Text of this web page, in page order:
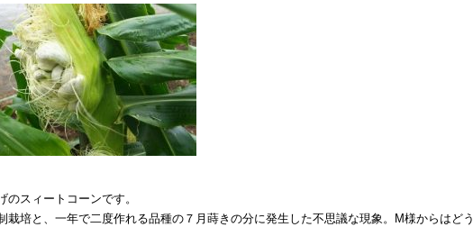
のスィートコーンです。
栽培と、一年で二度作れる品種の７月蒔きの分に発生した不思議な現象。M様からはどう